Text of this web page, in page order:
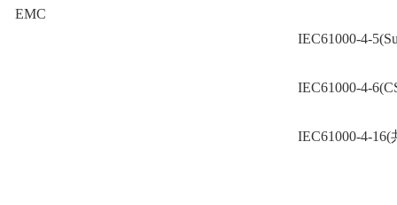
EMC
IEC61000-4-
IEC61000-4-
IEC61000-4-16(